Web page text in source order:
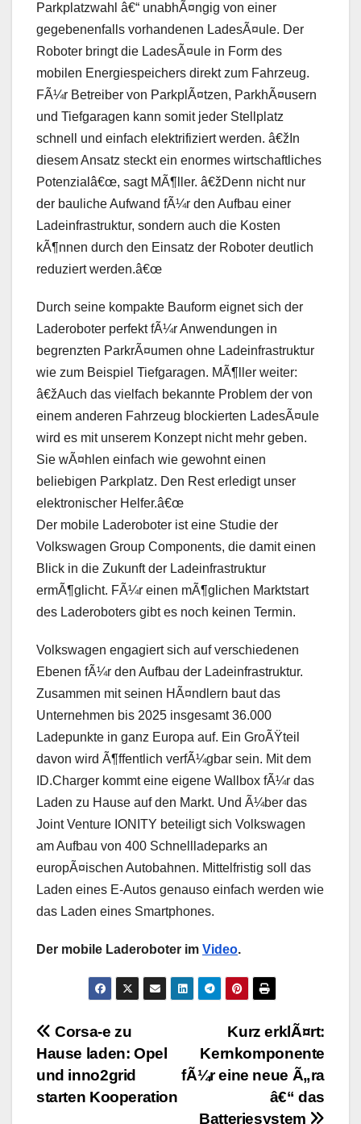
Parkplatzwahl â€“ unabhÃ¤ngig von einer
gegebenenfalls vorhandenen LadesÃ¤ule. Der
Roboter bringt die LadesÃ¤ule in Form des
mobilen Energiespeichers direkt zum Fahrzeug.
FÃ¼r Betreiber von ParkplÃ¤tzen, ParkhÃ¤usern
und Tiefgaragen kann somit jeder Stellplatz
schnell und einfach elektrifiziert werden. â€žIn
diesem Ansatz steckt ein enormes wirtschaftliches
Potenzialâ€œ, sagt MÃ¶ller. â€žDenn nicht nur
der bauliche Aufwand fÃ¼r den Aufbau einer
Ladeinfrastruktur, sondern auch die Kosten
kÃ¶nnen durch den Einsatz der Roboter deutlich
reduziert werden.â€œ
Durch seine kompakte Bauform eignet sich der
Laderoboter perfekt fÃ¼r Anwendungen in
begrenzten ParkrÃ¤umen ohne Ladeinfrastruktur
wie zum Beispiel Tiefgaragen. MÃ¶ller weiter:
â€žAuch das vielfach bekannte Problem der von
einem anderen Fahrzeug blockierten LadesÃ¤ule
wird es mit unserem Konzept nicht mehr geben.
Sie wÃ¤hlen einfach wie gewohnt einen
beliebigen Parkplatz. Den Rest erledigt unser
elektronischer Helfer.â€œ
Der mobile Laderoboter ist eine Studie der
Volkswagen Group Components, die damit einen
Blick in die Zukunft der Ladeinfrastruktur
ermÃ¶glicht. FÃ¼r einen mÃ¶glichen Marktstart
des Laderoboters gibt es noch keinen Termin.
Volkswagen engagiert sich auf verschiedenen
Ebenen fÃ¼r den Aufbau der Ladeinfrastruktur.
Zusammen mit seinen HÃ¤ndlern baut das
Unternehmen bis 2025 insgesamt 36.000
Ladepunkte in ganz Europa auf. Ein GroÃŸteil
davon wird Ã¶ffentlich verfÃ¼gbar sein. Mit dem
ID.Charger kommt eine eigene Wallbox fÃ¼r das
Laden zu Hause auf den Markt. Und Ã¼ber das
Joint Venture IONITY beteiligt sich Volkswagen
am Aufbau von 400 Schnellladeparks an
europÃ¤ischen Autobahnen. Mittelfristig soll das
Laden eines E-Autos genauso einfach werden wie
das Laden eines Smartphones.
Der mobile Laderoboter im Video.
BeitragsnavigationKurz erklÃ¤rt:
Kernkomponente
fÃ¼r eine neue Ã„ra
â€“ das
Batteriesystem
Corsa-e zu
Hause laden: Opel
und inno2grid
starten Kooperation